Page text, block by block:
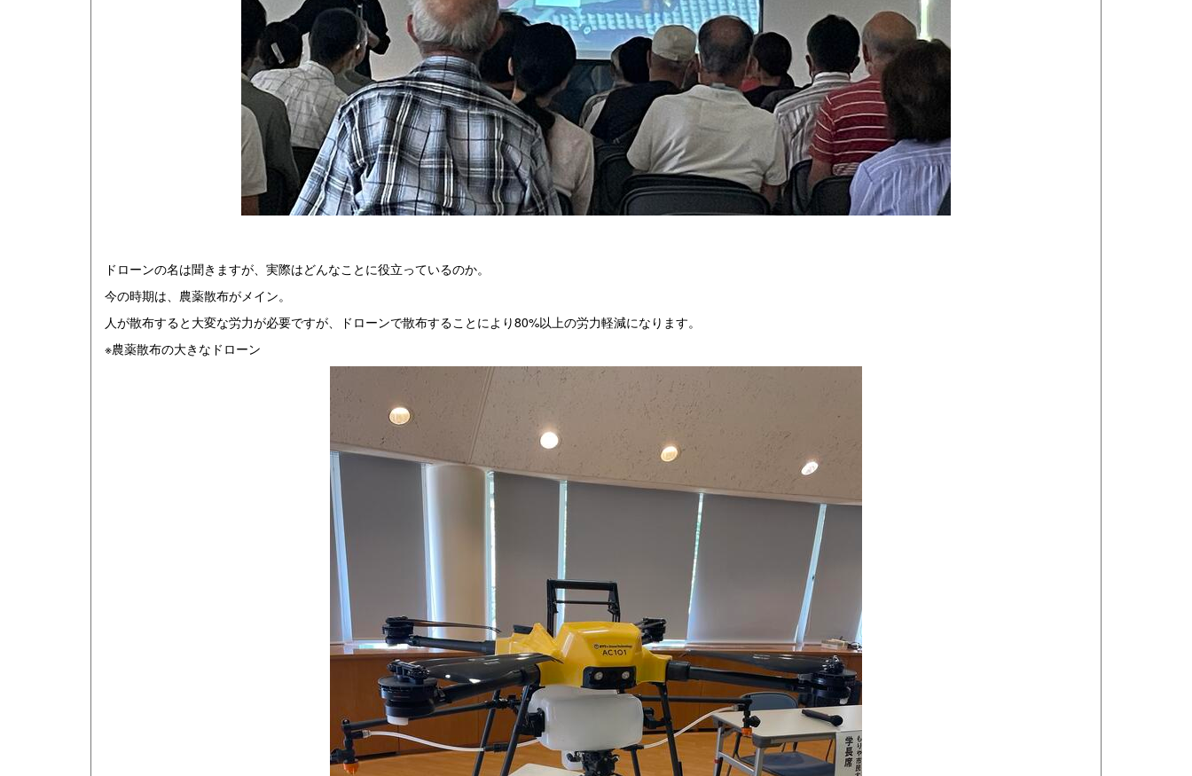
ドローンの名は聞きますが、実際はどんなことに役立っているのか。
今の時期は、農薬散布がメイン。
人が散布すると大変な労力が必要ですが、ドローンで散布することにより80%以上の労力軽減になります。
※農薬散布の大きなドローン